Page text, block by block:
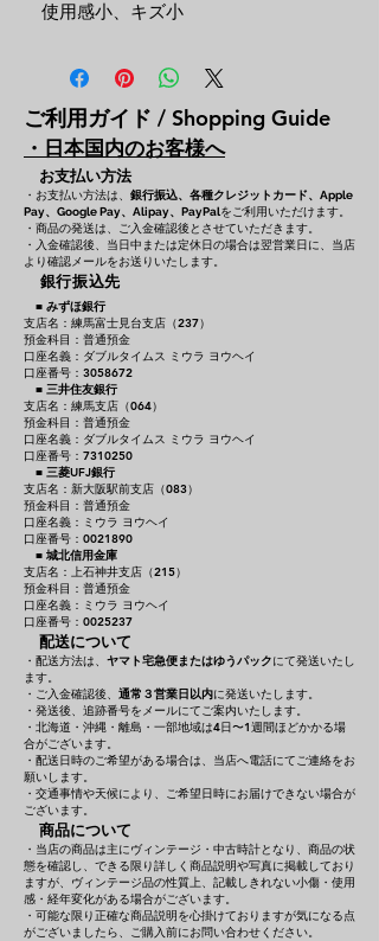
使用感小、キズ小
ご利用ガイド / Shopping Guide
・日本国内のお客様へ
お支払い方法
・お支払い方法は、 銀行振込、各種クレジットカード、 Apple
Pay、Google Pay、Alipay、PayPalをご利用いただけます。
・商品の発送は、ご入金確認後とさせていただきます。
・入金確認後、当日中または定休日の場合は翌営業日に、当店
より確認メールをお送りいたします。
銀行振込先
■ みずほ銀行
支店名：練馬富士見台支店（237）
預金科目：普通預金
口座名義：ダブルタイムス ミウラ ヨウヘイ
口座番号：3058672
■ 三井住友銀行
支店名：練馬支店（064）
預金科目：普通預金
口座名義：ダブルタイムス ミウラ ヨウヘイ
口座番号：7310250
■ 三菱UFJ銀行
支店名：新大阪駅前支店（083）
預金科目：普通預金
口座名義：ミウラ ヨウヘイ
口座番号：0021890
■ 城北信用金庫
支店名：上石神井支店（215）
預金科目：普通預金
口座名義：ミウラ ヨウヘイ
口座番号：0025237
配送について
・配送方法は、 ヤマト宅急便またはゆうパックにて発送いたし
ます。
・ご入金確認後、 通常３営業日以内に発送いたします。
・発送後、追跡番号をメールにてご案内いたします。
・北海道・沖縄・離島・一部地域は4日〜1週間ほどかかる場
合がございます。
・配送日時のご希望がある場合は、当店へ電話にてご連絡をお
願いします。
・交通事情や天候により、ご希望日時にお届けできない場合が
ございます。
商品について
・当店の商品は主にヴィンテージ・中古時計となり、商品の状
態を確認し、できる限り詳しく商品説明や写真に掲載しており
ますが、ヴィンテージ品の性質上、記載しきれない小傷・使用
感・経年変化がある場合がございます。
・可能な限り正確な商品説明を心掛けておりますが気になる点
がございましたら、ご購入前にお問い合わせください。